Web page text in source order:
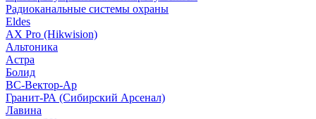
Радиоканальные системы охраны
Eldes
AX Pro (Hikwision)
Альтоника
Астра
Болид
ВС-Вектор-Ар
Гранит-РА (Сибирский Арсенал)
Лавина